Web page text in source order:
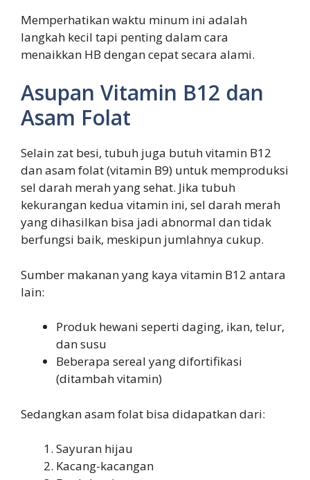
Memperhatikan waktu minum ini adalah
langkah kecil tapi penting dalam cara
menaikkan HB dengan cepat secara alami.
Asupan Vitamin B12 dan
Asam Folat
Selain zat besi, tubuh juga butuh vitamin B12
dan asam folat (vitamin B9) untuk memproduksi
sel darah merah yang sehat. Jika tubuh
kekurangan kedua vitamin ini, sel darah merah
yang dihasilkan bisa jadi abnormal dan tidak
berfungsi baik, meskipun jumlahnya cukup.
Sumber makanan yang kaya vitamin B12 antara
lain:
Produk hewani seperti daging, ikan, telur,
dan susu
Beberapa sereal yang difortifikasi
(ditambah vitamin)
Sedangkan asam folat bisa didapatkan dari:
Sayuran hijau
Kacang-kacangan